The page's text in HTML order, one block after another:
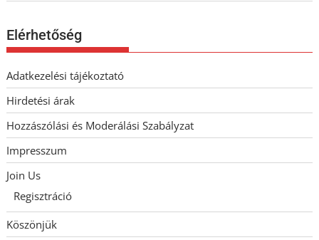
Elérhetőség
Adatkezelési tájékoztató
Hirdetési árak
Hozzászólási és Moderálási Szabályzat
Impresszum
Join Us
Regisztráció
Köszönjük